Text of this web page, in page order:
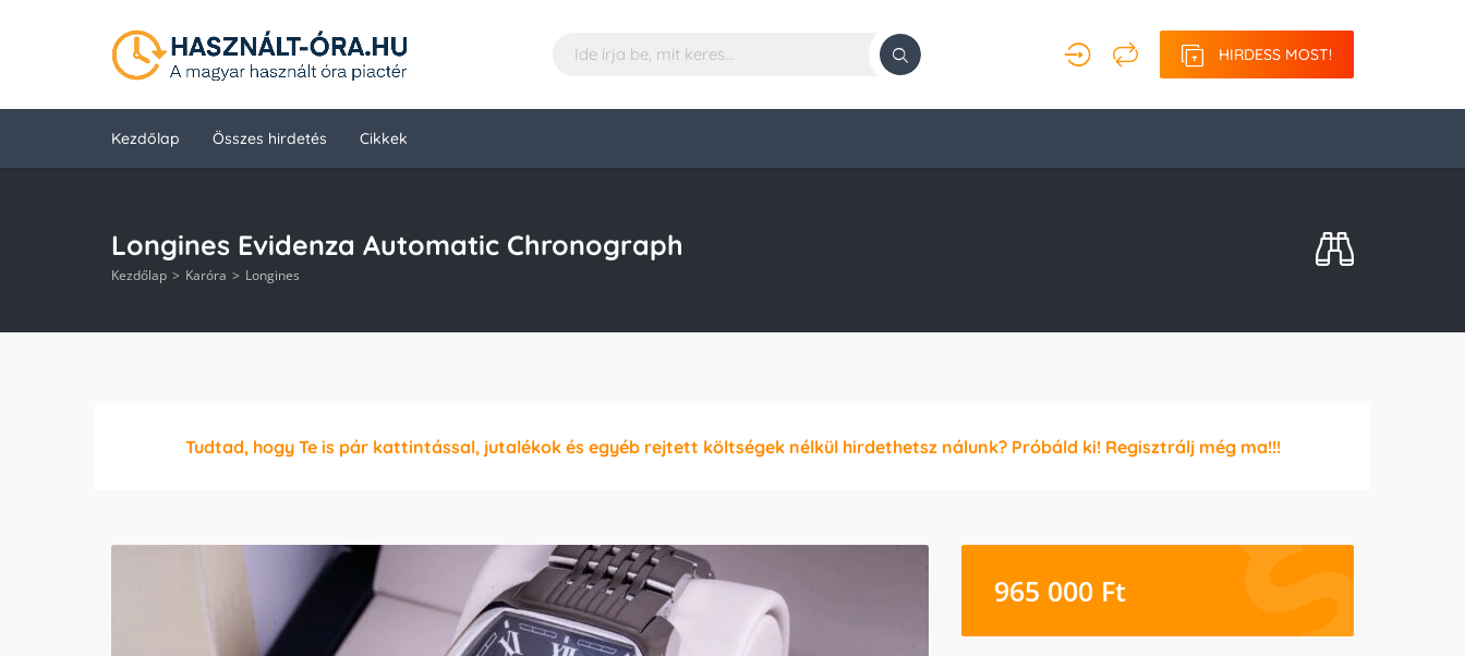
HIRDESS MOST!
Kezdőlap Összes hirdetés Cikkek
Longines Evidenza Automatic Chronograph
Kezdőlap Karóra Longines
Tudtad, hogy Te is pár kattintással, jutalékok és egyéb rejtett költségek nélkül hirdethetsz nálunk? Próbáld ki! Regisztrálj még ma!!!
965 000 Ft